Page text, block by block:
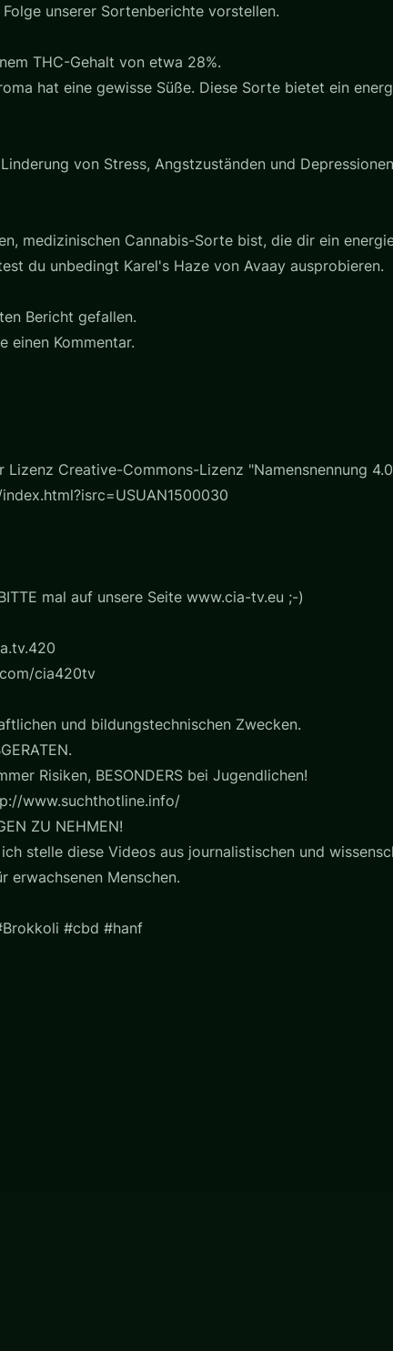
unserer Sortenberichte vorstellen.
THC-Gehalt von etwa 28%.
hat eine gewisse Süße. Diese Sorte bietet ein
von Stress, Angstzuständen und
medizinischen Cannabis-Sorte bist, die dir ein
du unbedingt Karel's Haze von Avaay ausprobieren.
Bericht gefallen.
einen Kommentar.
Creative-Commons-Lizenz "Namensnennung
mal auf unsere Seite www.cia-tv.eu ;-)
cia420tv
und bildungstechnischen Zwecken.
Risiken, BESONDERS bei Jugendlichen!
www.suchthotline.info/
ZU NEHMEN!
stelle diese Videos aus journalistischen und
erwachsenen Menschen.
#cbd #hanf